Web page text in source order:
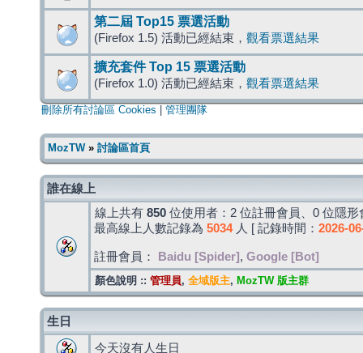
第二屆 Top15 票選活動
(Firefox 1.5) 活動已經結束， 觀看票選結果
擴充套件 Top 15 票選活動
(Firefox 1.0) 活動已經結束， 觀看票選結果
刪除所有討論區 Cookies 管理團隊
MozTW» 討論區首頁
誰在線上
線上共有 850 位使用者：2 位註冊會員、0 位隱
最高線上人數記錄為 5034人 [ 記錄時間： 2026-
註冊會員： Baidu [Spider] , Google [Bot]
顏色說明 :: 管理員, 全域版主, MozTW 版主群
生日
今天沒有人生日